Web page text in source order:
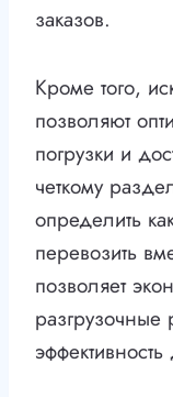
заказов.
Кроме того,
позволяют
погрузки и
четкому
определить
перевозить
позволяет
разгрузочные
эффективность